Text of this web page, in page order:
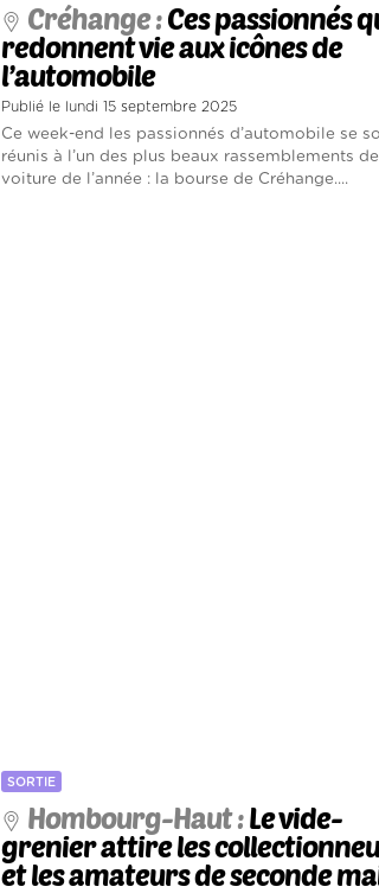
Créhange :Ces passionnés
redonnent vie aux icônes de
l’automobile
Publié le lundi 15 septembre 2025
Ce week-end les passionnés d’automobile se
réunis à l’un des plus beaux rassemblements de
voiture de l’année : la bourse de Créhange....
SORTIE
Hombourg-Haut :Le vide-
grenier attire les
et les amateurs de seconde